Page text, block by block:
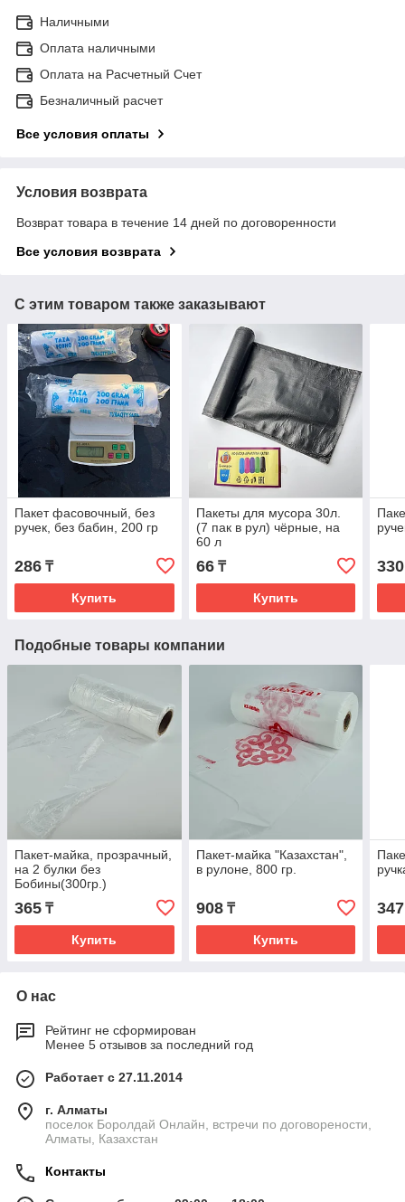
Наличными
Оплата наличными
Оплата на Расчетный Счет
Безналичный расчет
Все условия оплаты
Условия возврата
Возврат товара в течение 14 дней по договоренности
Все условия возврата
С этим товаром также заказывают
Пакет фасовочный, без
ручек, без бабин, 200 гр
286 ₸
Купить
Пакеты для мусора 30л.
(7 пак в рул) чёрные, на
60 л
66₸
Купить
330
Подобные товары компании
Пакет-майка, прозрачный,
на 2 булки без
Бобины(300гр.)
365 ₸
Купить
Пакет-майка "Казахстан",
в рулоне, 800 гр.
908₸
Купить
347
О нас
Рейтинг не сформирован
Менее 5 отзывов за последний год
Работает с 27.11.2014
г. Алматы
поселок Боролдай Онлайн, встречи по договорености,
Алматы, Казахстан
Контакты